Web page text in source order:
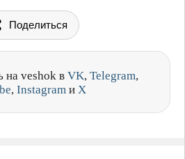
Поделиться
на veshok в VK, Telegram,
, Instagram и X